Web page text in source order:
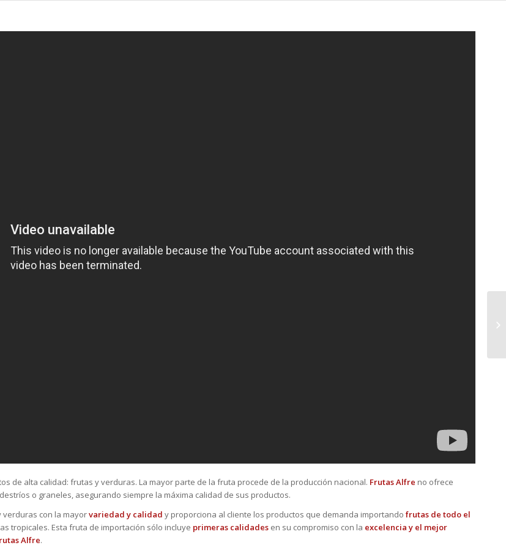
de alta calidad: frutas y verduras. La mayor parte de la fruta procede de la producción nacional. Frutas Alfre no ofrece
o graneles, asegurando siempre la máxima calidad de sus productos.
con la mayorvariedad y calidad y proporciona al cliente los productos que demanda importando frutas de todo el
tropicales. Esta fruta de importación sólo incluye primeras calidades en su compromiso con la excelencia y el mejor
Alfre.